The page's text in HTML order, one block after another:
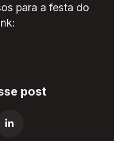
para a festa do
post
